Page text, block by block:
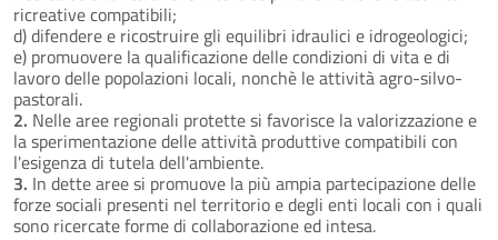
ricreative compatibili;
d) difendere e ricostruire gli equilibri idraulici e idrogeologici;
e) promuovere la qualificazione delle condizioni di vita e di
lavoro delle popolazioni locali, nonchè le attività agro-silvo-
pastorali.
2. Nelle aree regionali protette si favorisce la valorizzazione e
la sperimentazione delle attività produttive compatibili con
l'esigenza di tutela dell'ambiente.
3. In dette aree si promuove la più ampia partecipazione delle
forze sociali presenti nel territorio e degli enti locali con i quali
sono ricercate forme di collaborazione ed intesa.